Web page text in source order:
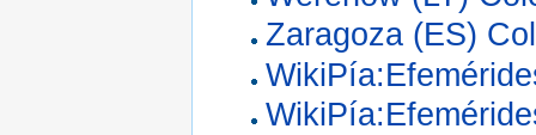
Zaragoza (ES)